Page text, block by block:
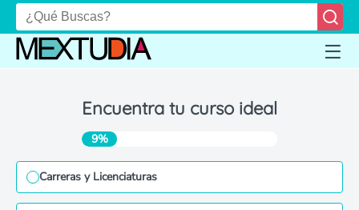
Encuentra tu curso ideal
9%
Carreras y Licenciaturas